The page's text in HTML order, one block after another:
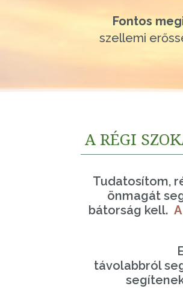
Fontos
szellemi
A RÉGI
Tudatosítom,
önmagát
bátorság kell.
távolabbról